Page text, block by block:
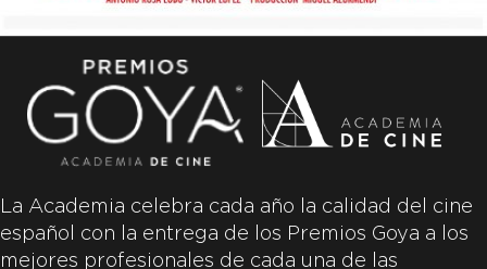
La Academia celebra cada año la calidad del cine
español con la entrega de los Premios Goya a los
mejores profesionales de cada una de las